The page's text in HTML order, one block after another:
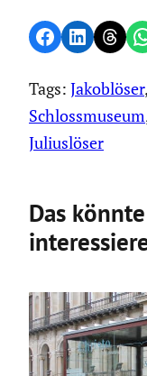
Share on Facebook
Share onShare on
Tags: Jakoblöser,
Schlossmuseum
Juliuslöser
Das